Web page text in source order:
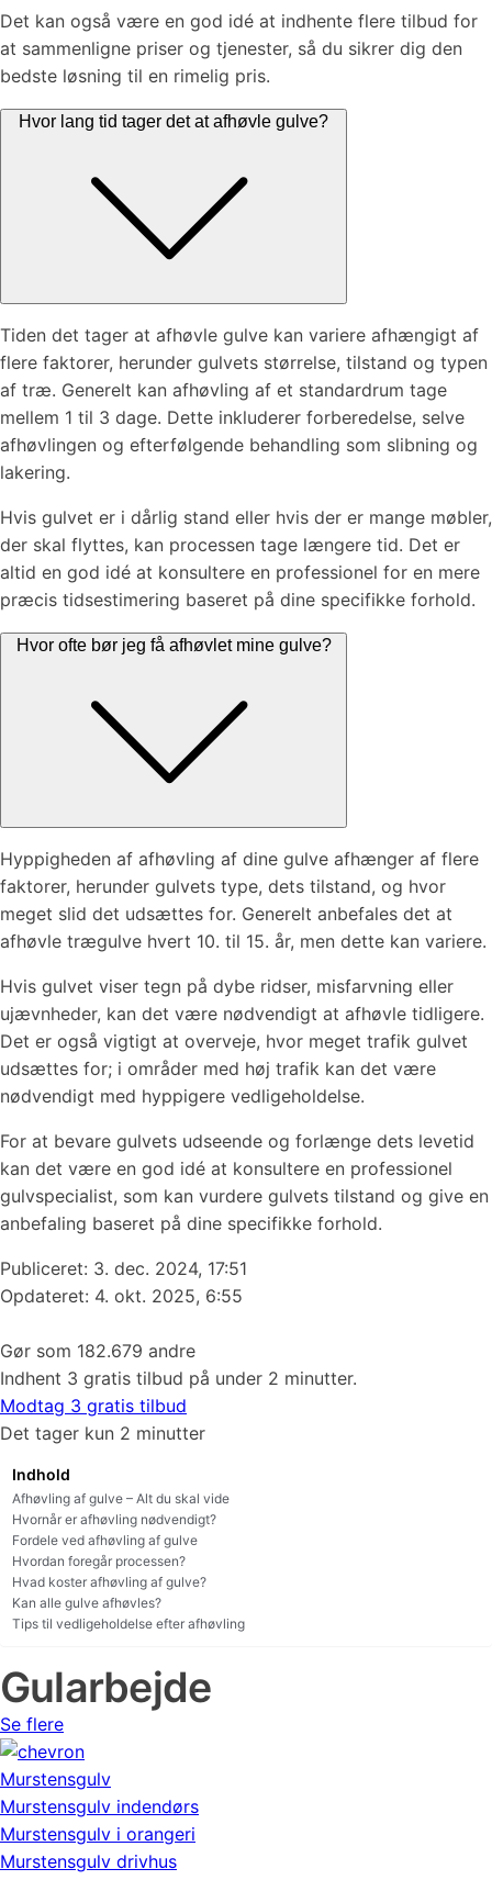
Det kan også være en god idé at indhente flere tilbud for
at sammenligne priser og tjenester, så du sikrer dig den
bedste løsning til en rimelig pris.
Hvor lang tid tager det at afhøvle gulve?
Tiden det tager at afhøvle gulve kan variere afhængigt af
flere faktorer, herunder gulvets størrelse, tilstand og typen
af træ. Generelt kan afhøvling af et standardrum tage
mellem 1 til 3 dage. Dette inkluderer forberedelse, selve
afhøvlingen og efterfølgende behandling som slibning og
lakering.
Hvis gulvet er i dårlig stand eller hvis der er mange møbler,
der skal flyttes, kan processen tage længere tid. Det er
altid en god idé at konsultere en professionel for en mere
præcis tidsestimering baseret på dine specifikke forhold.
Hvor ofte bør jeg få afhøvlet mine gulve?
Hyppigheden af afhøvling af dine gulve afhænger af flere
faktorer, herunder gulvets type, dets tilstand, og hvor
meget slid det udsættes for. Generelt anbefales det at
afhøvle trægulve hvert 10. til 15. år, men dette kan variere.
Hvis gulvet viser tegn på dybe ridser, misfarvning eller
ujævnheder, kan det være nødvendigt at afhøvle tidligere.
Det er også vigtigt at overveje, hvor meget trafik gulvet
udsættes for; i områder med høj trafik kan det være
nødvendigt med hyppigere vedligeholdelse.
For at bevare gulvets udseende og forlænge dets levetid
kan det være en god idé at konsultere en professionel
gulvspecialist, som kan vurdere gulvets tilstand og give en
anbefaling baseret på dine specifikke forhold.
Publiceret: 3. dec. 2024, 17:51
Opdateret: 4. okt. 2025, 6:55
Gør som 182.679 andre
Indhent 3 gratis tilbud på under 2 minutter.
Modtag 3 gratis tilbud
Det tager kun 2 minutter
Indhold
Afhøvling af gulve – Alt du skal vide
Hvornår er afhøvling nødvendigt?
Fordele ved afhøvling af gulve
Hvordan foregår processen?
Hvad koster afhøvling af gulve?
Kan alle gulve afhøvles?
Tips til vedligeholdelse efter afhøvling
Gularbejde
Se flere
Murstensgulv
Murstensgulv indendørs
Murstensgulv i orangeri
Murstensgulv drivhus